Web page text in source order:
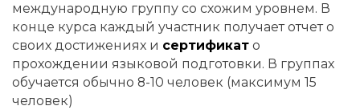
международную группу со схожим уровнем. В
конце курса каждый участник получает отчет о
своих достижениях и сертификат о
прохождении языковой подготовки. В группах
обучается обычно 8-10 человек (максимум 15
человек)